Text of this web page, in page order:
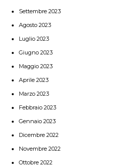
Settembre 2023
Agosto 2023
Luglio 2023
Giugno 2023
Maggio 2023
Aprile 2023
Marzo 2023
Febbraio 2023
Gennaio 2023
Dicembre 2022
Novembre 2022
Ottobre 2022